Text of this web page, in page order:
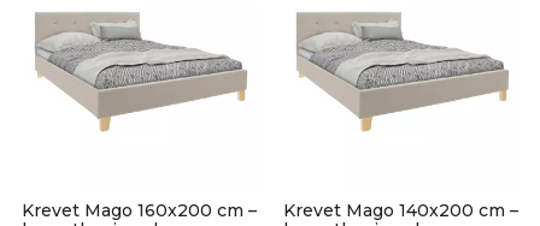
Krevet Mago 160x200 cm –
Krevet Mago 140x200 cm –